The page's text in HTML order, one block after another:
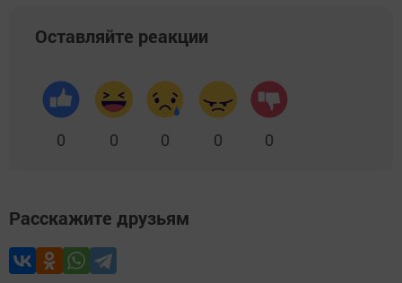
Оставляйте реакции
0 0 0 0 0
Расскажите друзьям